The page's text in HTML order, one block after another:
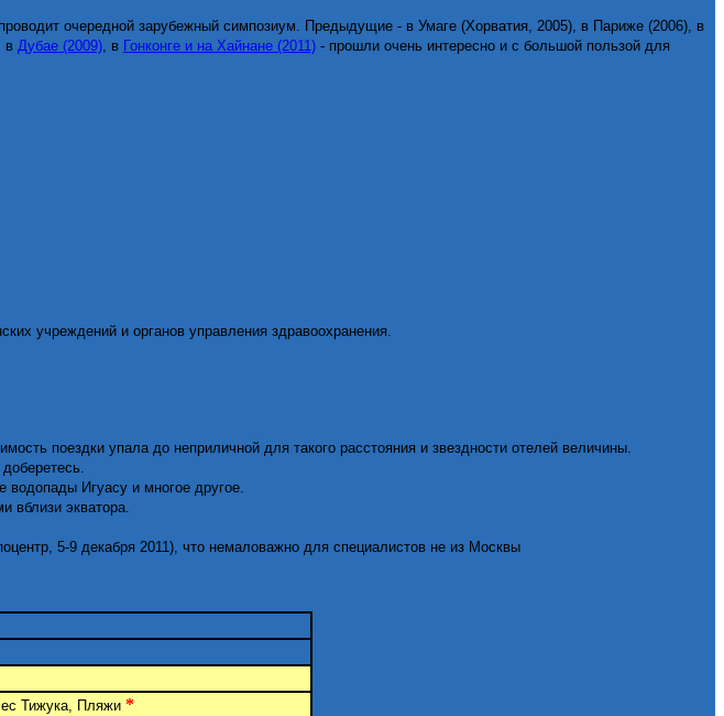
очередной зарубежный симпозиум. Предыдущие - в Умаге (Хорватия, 2005), в Париже (2006), в
в Дубае (2009), в Гонконге и на Хайнане (2011) - прошли очень интересно и с большой пользой для
учреждений и органов управления здравоохранения.
поездки упала до неприличной для такого расстояния и звездности отелей величины.
Игуасу и многое другое.
вблизи экватора.
5-9 декабря 2011), что немаловажно для специалистов не из Москвы
Тижука, Пляжи *